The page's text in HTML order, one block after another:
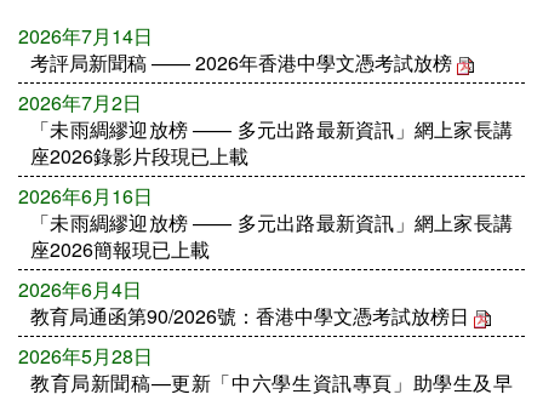
2026年7月14日
考評局新聞稿 —— 2026年香港中學文憑考試放榜
2026年7月2日
「未雨綢繆迎放榜 —— 多元出路最新資訊」網上家長講
座2026錄影片段現已上載
2026年6月16日
「未雨綢繆迎放榜 —— 多元出路最新資訊」網上家長講
座2026簡報現已上載
2026年6月4日
教育局通函第90/2026號：香港中學文憑考試放榜日
2026年5月28日
教育局新聞稿—更新「中六學生資訊專頁」助學生及早